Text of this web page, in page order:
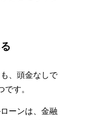
、頭金なしで
す。
ーンは、金融